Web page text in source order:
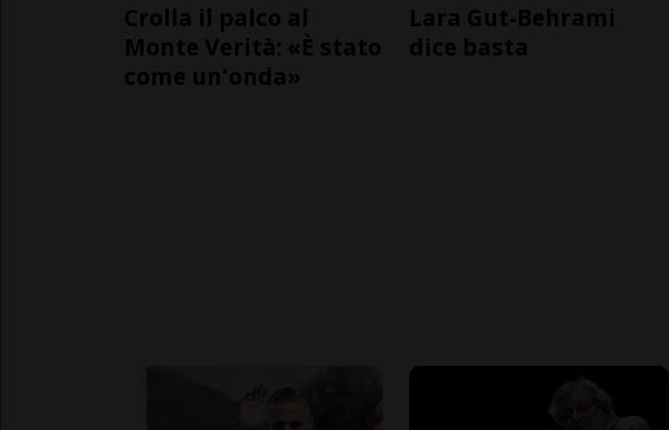
Crolla il palco al
Monte Verità: «È stato
come un'onda»
Lara Gut-Behrami
dice basta